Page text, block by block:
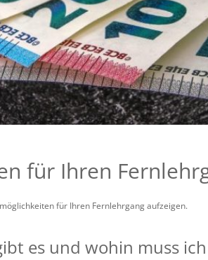
für Ihren
für Ihren Fernlehrgang aufzeigen.
es und wohin muss